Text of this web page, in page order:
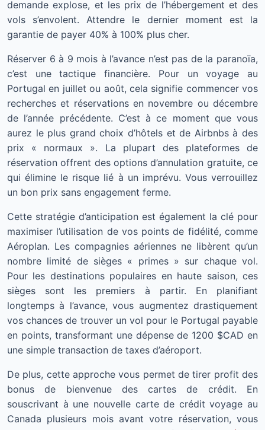
demande explose, et les prix de l’hébergement et des
vols s’envolent. Attendre le dernier moment est la
garantie de payer 40% à 100% plus cher.
Réserver 6 à 9 mois à l’avance n’est pas de la paranoïa,
c’est une tactique financière. Pour un voyage au
Portugal en juillet ou août, cela signifie commencer vos
recherches et réservations en novembre ou décembre
de l’année précédente. C’est à ce moment que vous
aurez le plus grand choix d’hôtels et de Airbnbs à des
prix « normaux ». La plupart des plateformes de
réservation offrent des options d’annulation gratuite, ce
qui élimine le risque lié à un imprévu. Vous verrouillez
un bon prix sans engagement ferme.
Cette stratégie d’anticipation est également la clé pour
maximiser l’utilisation de vos points de fidélité, comme
Aéroplan. Les compagnies aériennes ne libèrent qu’un
nombre limité de sièges « primes » sur chaque vol.
Pour les destinations populaires en haute saison, ces
sièges sont les premiers à partir. En planifiant
longtemps à l’avance, vous augmentez drastiquement
vos chances de trouver un vol pour le Portugal payable
en points, transformant une dépense de 1200 $CAD en
une simple transaction de taxes d’aéroport.
De plus, cette approche vous permet de tirer profit des
bonus de bienvenue des cartes de crédit. En
souscrivant à une nouvelle carte de crédit voyage au
Canada plusieurs mois avant votre réservation, vous